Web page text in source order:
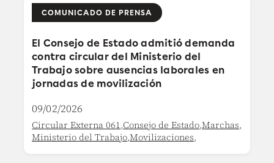
COMUNICADO DE PRENSA
El Consejo de Estado admitió demanda
contra circular del Ministerio del
Trabajo sobre ausencias laborales en
jornadas de movilización
09/02/2026
Circular Externa 061,Consejo de Estado,Marchas,
Ministerio del Trabajo,Movilizaciones,